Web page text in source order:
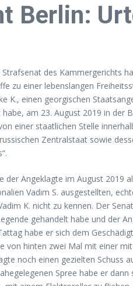
Berlin:
des Kammergerichts
zu einer lebenslangen
K., einen georgischen
am 23. August 2019 in der
einer staatlichen Stelle
Zentralstaat sowie
der Angeklagte im August 2019
Vadim S. ausgestellten,
K. nicht zu kennen. Der
gehandelt habe und der
habe er sich dem
von hinten zwei Mal mit einer
noch einen gezielten
Spree habe er